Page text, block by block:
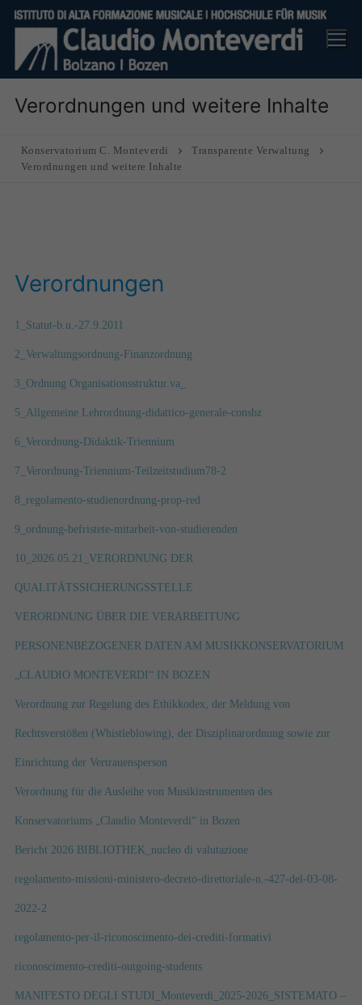
Skip
content
Verordnungen und weitere Inhalte
Konservatorium C. Monteverdi
Transparente Verwaltung
Verordnungen und weitere Inhalte
Verordnungen
1_Statut-b.u.-27.9.2011
2_Verwaltungsordnung-Finanzordnung
3_Ordnung Organisationsstruktur.va_
5_Allgemeine Lehrordnung-didattico-generale-consbz
6_Verordnung-Didaktik-Triennium
7_Verordnung-Triennium-Teilzeitstudium78-2
8_regolamento-studienordnung-prop-red
9_ordnung-befristete-mitarbeit-von-studierenden
10_2026.05.21_VERORDNUNG DER
QUALITÄTSSICHERUNGSSTELLE
VERORDNUNG ÜBER DIE VERARBEITUNG
PERSONENBEZOGENER DATEN AM MUSIKKONSERVATORIUM
„CLAUDIO MONTEVERDI“ IN BOZEN
Verordnung zur Regelung des Ethikkodex, der Meldung von
Rechtsverstößen (Whistleblowing), der Disziplinarordnung sowie zur
Einrichtung der Vertrauensperson
Verordnung für die Ausleihe von Musikinstrumenten des
Konservatoriums „Claudio Monteverdi“ in Bozen
Bericht 2026 BIBLIOTHEK_nucleo di valutazione
regolamento-missioni-ministero-decreto-direttoriale-n.-427-del-03-08-
2022-2
regolamento-per-il-riconoscimento-dei-crediti-formativi
riconoscimento-crediti-outgoing-students
MANIFESTO DEGLI STUDI_Monteverdi_2025-2026_SISTEMATO –